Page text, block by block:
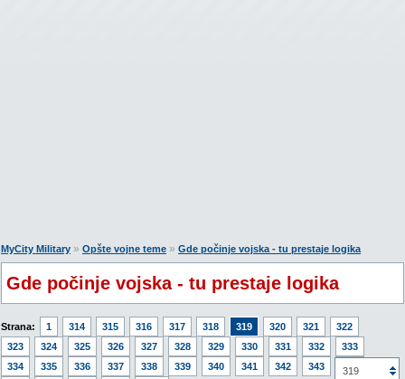
MyCity Military » Opšte vojne teme » Gde počinje vojska - tu prestaje logika
Gde počinje vojska - tu prestaje logika
Strana: 1 314 315 316 317 318 319 320 321
322
323
324 325 326 327 328 329 330 331 332
333
334
335 336 337 338 339 340 341 342 343
344
319